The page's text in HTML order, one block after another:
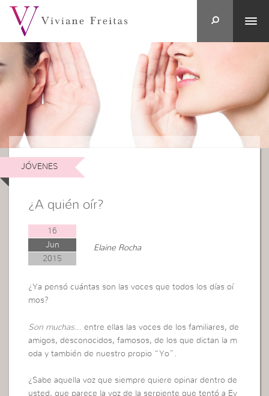
JÓVENES
¿A quién oír?
16
Jun
2015
Elaine Rocha
¿Ya pensó cuántas son las voces que todos los días oí
mos?
Son muchas… entre ellas las voces de los familiares, de
amigos, desconocidos, famosos, de los que dictan la m
oda y también de nuestro propio “Yo”.
¿Sabe aquella voz que siempre quiere opinar dentro de
usted, que parece la voz de la serpiente que tentó a Ev